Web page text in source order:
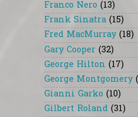
Franco Nero (13)
Frank Sinatra (15)
Fred MacMurray (18)
Gary Cooper (32)
George Hilton (17)
George Montgomery
Gianni Garko (10)
Gilbert Roland (31)